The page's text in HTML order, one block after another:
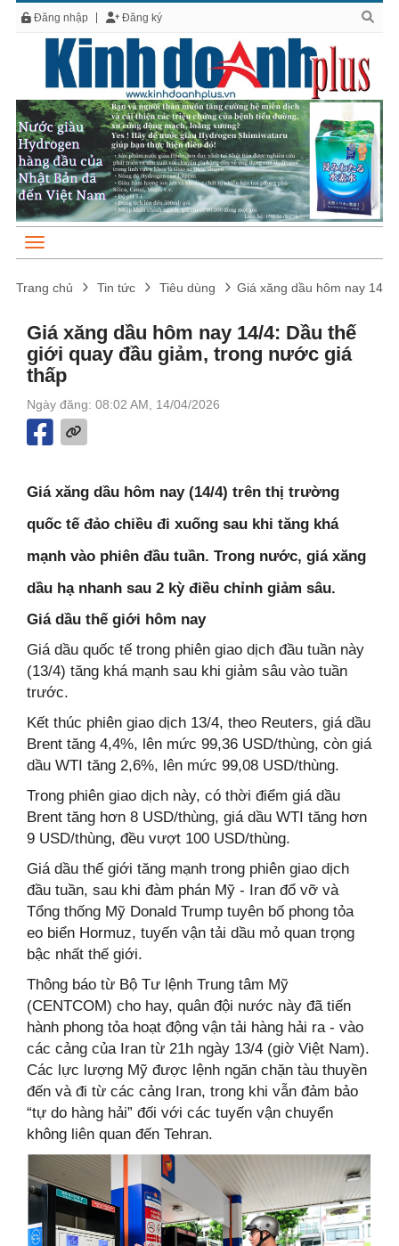
Đăng nhập Đăng ký
Trang chủ Tin tức Tiêu dùng Giá xăng dầu hôm nay 14/
Giá xăng dầu hôm nay 14/4: Dầu thế
giới quay đầu giảm, trong nước giá
thấp
Ngày đăng: 08:02 AM, 14/04/2026
Giá xăng dầu hôm nay (14/4) trên thị trường
quốc tế đảo chiều đi xuống sau khi tăng khá
mạnh vào phiên đầu tuần. Trong nước, giá xăng
dầu hạ nhanh sau 2 kỳ điều chỉnh giảm sâu.
Giá dầu thế giới hôm nay
Giá dầu quốc tế trong phiên giao dịch đầu tuần này
(13/4) tăng khá mạnh sau khi giảm sâu vào tuần
trước.
Kết thúc phiên giao dịch 13/4, theo Reuters, giá dầu
Brent tăng 4,4%, lên mức 99,36 USD/thùng, còn giá
dầu WTI tăng 2,6%, lên mức 99,08 USD/thùng.
Trong phiên giao dịch này, có thời điểm giá dầu
Brent tăng hơn 8 USD/thùng, giá dầu WTI tăng hơn
9 USD/thùng, đều vượt 100 USD/thùng.
Giá dầu thế giới tăng mạnh trong phiên giao dịch
đầu tuần, sau khi đàm phán Mỹ - Iran đổ vỡ và
Tổng thống Mỹ Donald Trump tuyên bố phong tỏa
eo biển Hormuz, tuyến vận tải dầu mỏ quan trọng
bậc nhất thế giới.
Thông báo từ Bộ Tư lệnh Trung tâm Mỹ
(CENTCOM) cho hay, quân đội nước này đã tiến
hành phong tỏa hoạt động vận tải hàng hải ra - vào
các cảng của Iran từ 21h ngày 13/4 (giờ Việt Nam).
Các lực lượng Mỹ được lệnh ngăn chặn tàu thuyền
đến và đi từ các cảng Iran, trong khi vẫn đảm bảo
“tự do hàng hải” đối với các tuyến vận chuyển
không liên quan đến Tehran.